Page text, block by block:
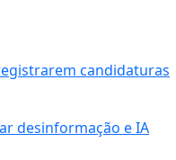
candidaturas
desinformação e IA